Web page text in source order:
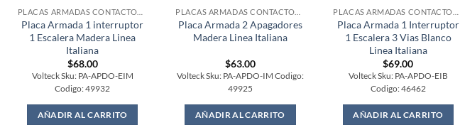
Placa Armada 1 interruptor
1 Escalera Madera Linea
Italiana
$68.00
Volteck Sku: PA-APDO-EIM
Codigo: 49932
AÑADIR AL CARRITO
Placa Armada 2 Apagadores
Madera Linea Italiana
$63.00
Volteck Sku: PA-APDO-IM Codigo:
49925
AÑADIR AL CARRITO
Placa Armada 1 Interruptor
1 Escalera 3 Vias Blanco
Linea Italiana
$69.00
Volteck Sku: PA-APDO-EIB
Codigo: 46462
AÑADIR AL CARRITO